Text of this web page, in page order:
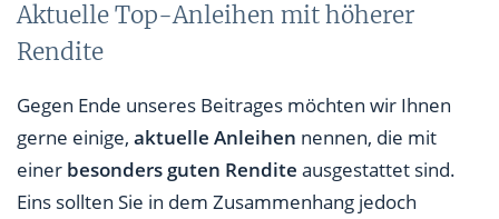
Aktuelle Top-Anleihen mit höherer
Rendite
Gegen Ende unseres Beitrages möchten wir Ihnen
gerne einige, aktuelle Anleihen nennen, die mit
einer besonders guten Rendite ausgestattet sind.
Eins sollten Sie in dem Zusammenhang jedoch